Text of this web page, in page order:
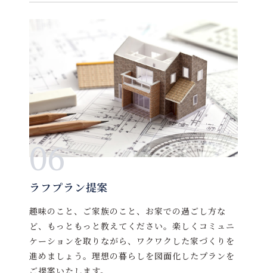
06
ラフプラン提案
趣味のこと、ご家族のこと、お家での過ごし方な
ど、もっともっと教えてください。楽しくコミュニ
ケーションを取りながら、ワクワクした家づくりを
進めましょう。理想の暮らしを図面化したプランを
ご提案いたします。